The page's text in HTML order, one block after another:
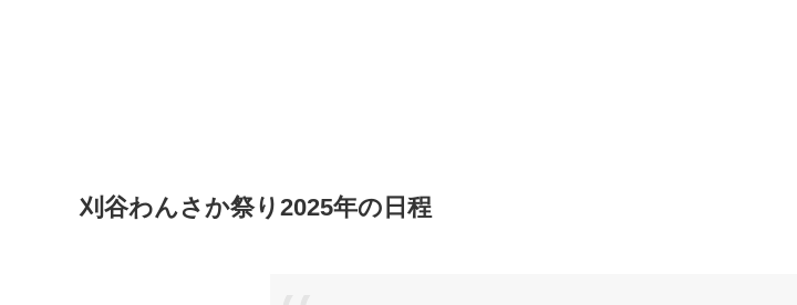
刈谷わんさか祭り2025年の日程